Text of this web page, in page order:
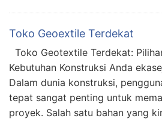
Toko Geoextile Terdekat
Toko Geotextile Terdekat:
Kebutuhan Konstruksi Anda
Dalam dunia konstruksi,
tepat sangat penting untuk
proyek. Salah satu bahan yang